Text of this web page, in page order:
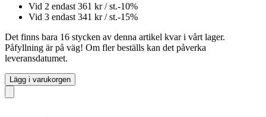
Vid 2 endast 361 kr/ st.-10%
Vid 3 endast 341 kr/ st.-15%
Det finns bara 16 stycken av denna artikel kvar i vårt lager.
Påfyllning är på väg! Om fler beställs kan det påverka
leveransdatumet.
Lägg i varukorgen